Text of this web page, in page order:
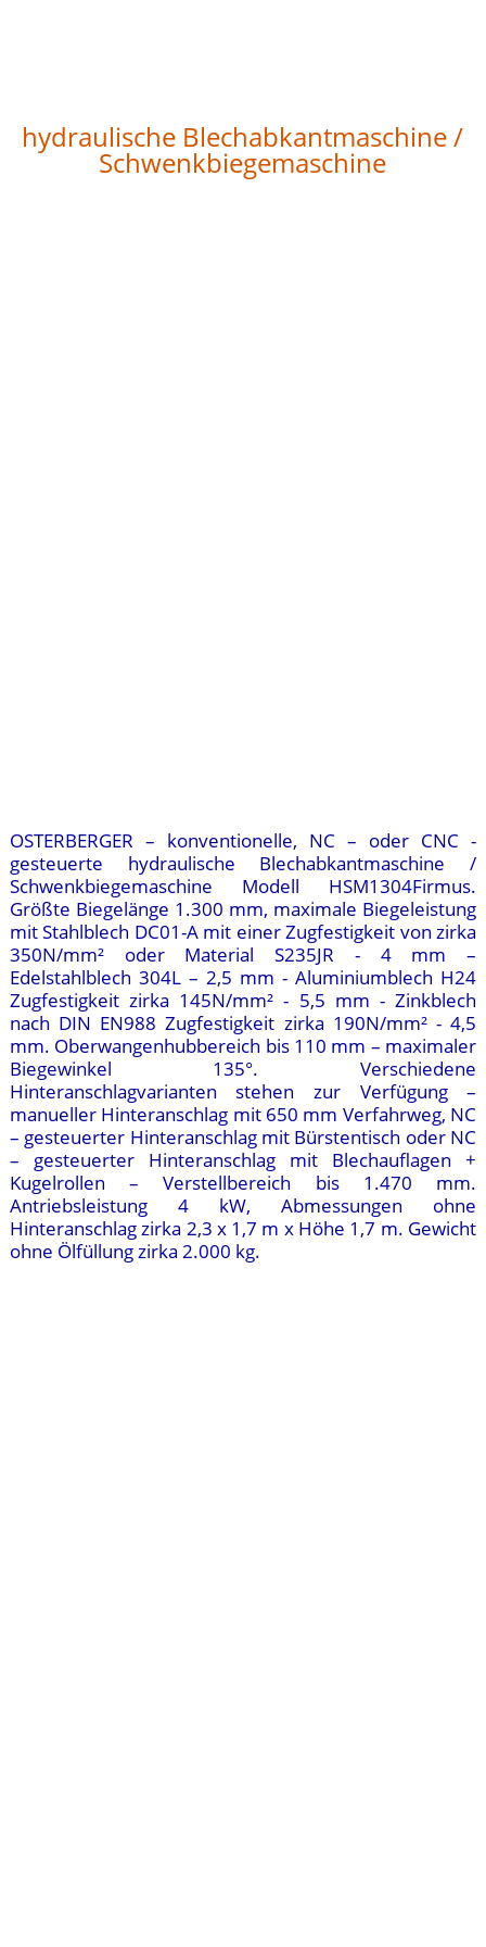
hydraulische Blechabkantmaschine /
Schwenkbiegemaschine
OSTERBERGER – konventionelle, NC – oder CNC -
gesteuerte hydraulische Blechabkantmaschine /
Schwenkbiegemaschine Modell HSM1304Firmus.
Größte Biegelänge 1.300 mm, maximale Biegeleistung
mit Stahlblech DC01-A mit einer Zugfestigkeit von zirka
350N/mm² oder Material S235JR - 4 mm –
Edelstahlblech 304L – 2,5 mm - Aluminiumblech H24
Zugfestigkeit zirka 145N/mm² - 5,5 mm - Zinkblech
nach DIN EN988 Zugfestigkeit zirka 190N/mm² - 4,5
mm. Oberwangenhubbereich bis 110 mm – maximaler
Biegewinkel 135°. Verschiedene
Hinteranschlagvarianten stehen zur Verfügung –
manueller Hinteranschlag mit 650 mm Verfahrweg, NC
– gesteuerter Hinteranschlag mit Bürstentisch oder NC
– gesteuerter Hinteranschlag mit Blechauflagen +
Kugelrollen – Verstellbereich bis 1.470 mm.
Antriebsleistung 4 kW, Abmessungen ohne
Hinteranschlag zirka 2,3 x 1,7 m x Höhe 1,7 m. Gewicht
ohne Ölfüllung zirka 2.000 kg.